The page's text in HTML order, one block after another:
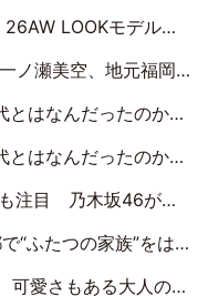
LOOKモデルに就任
べい25周年トップサポーター』に就任
て言ったら、夢眠ねむさんに『てめえはでんぱ組．incなんだよ！』って肩パンされて(笑)」
ョンシーメイクをしたら、場を完全に引かせてしまって。時代が変わったんだなって」
だ書道パフォーマンスの舞台裏
友香に見送られ、“父”松岡昌宏とはハシゴ酒
さもある大人の女性に